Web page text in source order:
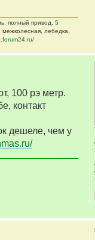
полный привод, 5
лебедка,
100 рэ метр.
контакт
дешеле, чем у